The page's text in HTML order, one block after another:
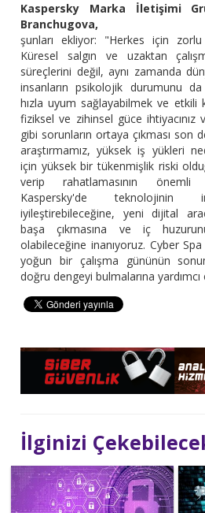
Kaspersky Marka İletişimi
Branchugova,
şunları ekliyor: "Herkes için zorlu
Küresel salgın ve uzaktan
süreçlerini değil, aynı zamanda
insanların psikolojik durumunu
hızla uyum sağlayabilmek ve etkili
fiziksel ve zihinsel güce ihtiyacınız
gibi sorunların ortaya çıkması son
araştırmamız, yüksek iş yükleri
için yüksek bir tükenmişlik riski
verip rahatlamasının önemli
Kaspersky'de teknolojinin
iyileştirebileceğine, yeni dijital
başa çıkmasına ve iç
olabileceğine inanıyoruz. Cyber
yoğun bir çalışma gününün
doğru dengeyi bulmalarına yardımcı
İlginizi